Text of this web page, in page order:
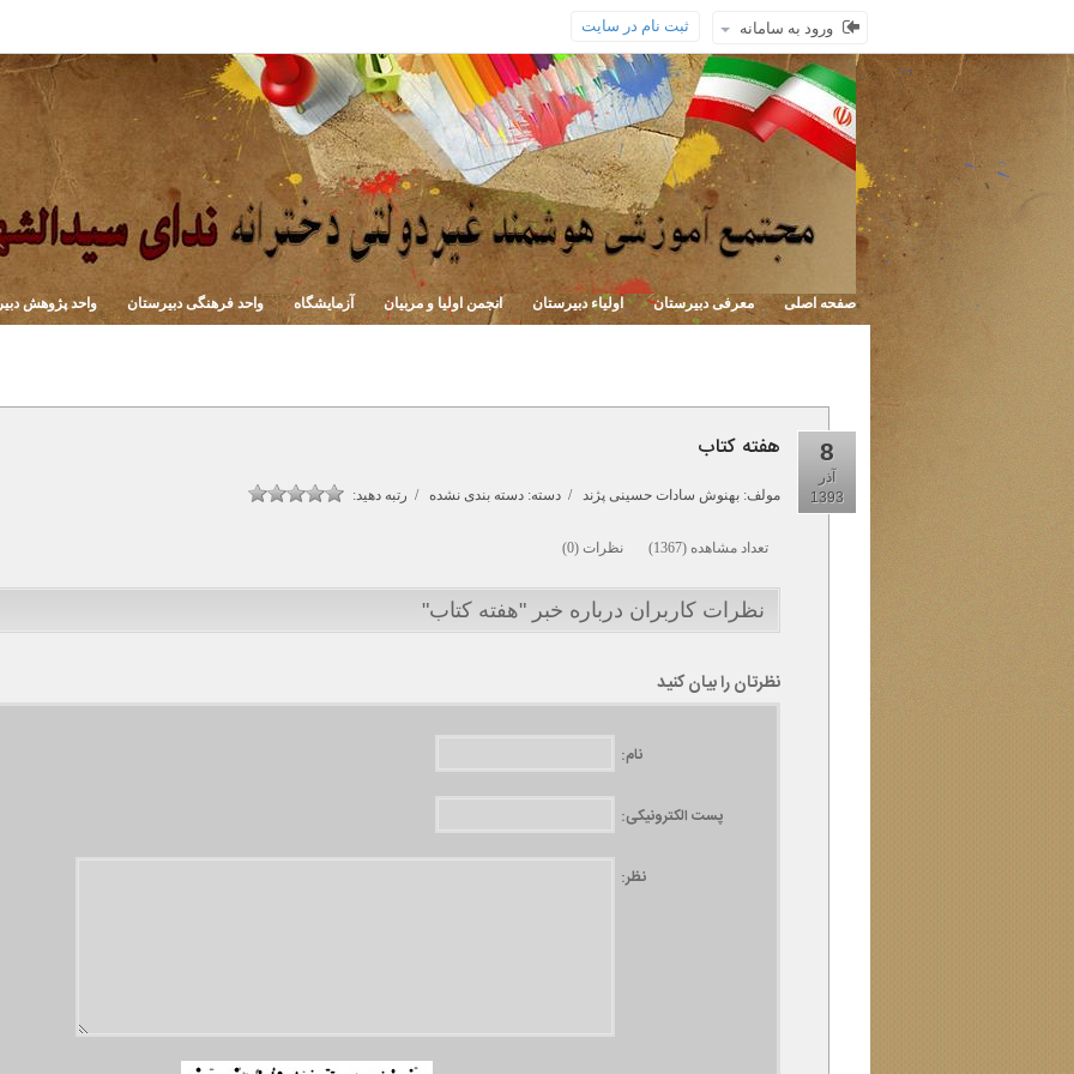
ورود به سامانه ثبت نام در سایت
صفحه اصلی معرفی دبیرستان اولیاء دبیرستان انجمن اولیا و مربیان آزمایشگاه واحد فرهنگی دبیرستان واحد پژوهش
8
آذر
1393
هفته کتاب
مولف: بهنوش سادات حسینی پژند / دسته: دسته بندی نشده / رتبه دهید:
تعداد مشاهده (1367) نظرات (0)
نظرات کاربران درباره خبر "هفته کتاب"
نظرتان را بیان کنید
نام:
پست الکترونیکی:
نظر: